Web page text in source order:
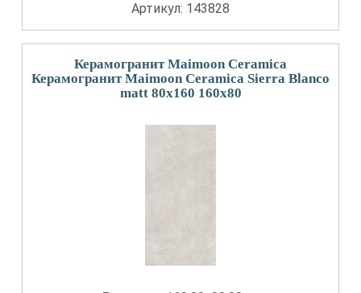
Артикул: 143828
Керамогранит Maimoon Ceramica
Керамогранит Maimoon Ceramica Sierra Blanco
matt 80x160 160x80